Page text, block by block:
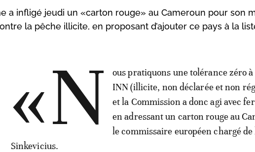
a infligé jeudi un «carton rouge» au Cameroun pour son
la pêche illicite, en proposant d’ajouter ce pays à la
«N
ous pratiquons une tolérance zéro à
INN (illicite, non déclarée et non
et la Commission a donc agi avec
en adressant un carton rouge au
le commissaire européen chargé
Sinkevicius.